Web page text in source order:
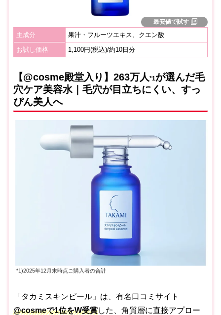
最安値で試す
主成分
果汁・フルーツエキス、クエン酸
お試し価格
1,100円(税込)/約10日分
【@cosme殿堂入り】263万人 *1が選んだ毛
穴ケア美容水｜毛穴が目立ちにくい、すっ
ぴん美人へ
*1)2025年12月末時点ご購入者の合計
「タカミスキンピール」は、有名口コミサイト
@cosmeで1位をW受賞した、角質層に直接アプロー